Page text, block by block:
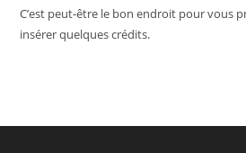
C’est peut-être le bon endroit pour vous
insérer quelques crédits.